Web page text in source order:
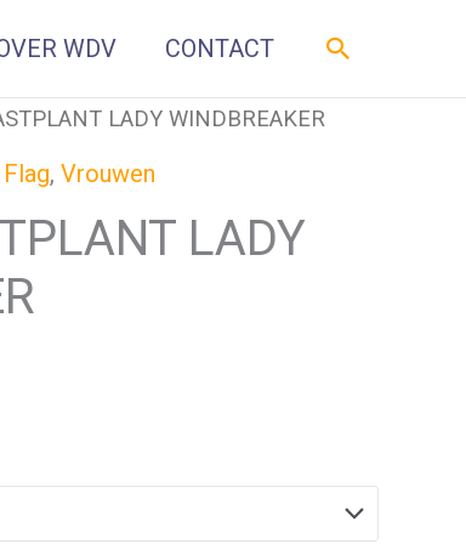
WDV CONTACT Zoeken
LADY WINDBREAKER
, Vrouwen
LADY